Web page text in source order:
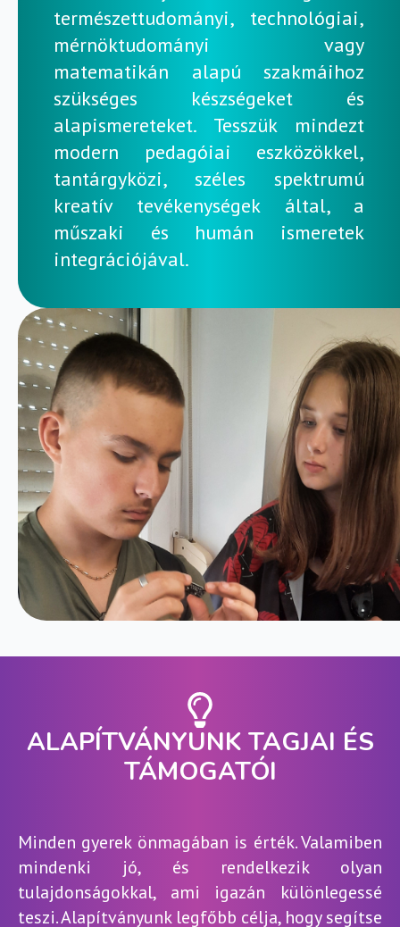
természettudományi, technológiai,
mérnöktudományi vagy
matematikán alapú szakmáihoz
szükséges készségeket és
alapismereteket. Tesszük mindezt
modern pedagóiai eszközökkel,
tantárgyközi, széles spektrumú
kreatív tevékenységek által, a
műszaki és humán ismeretek
integrációjával.
ALAPÍTVÁNYUNK TAGJAI ÉS
TÁMOGATÓI
Minden gyerek önmagában is érték. Valamiben
mindenki jó, és rendelkezik olyan
tulajdonságokkal, ami igazán különlegessé
teszi. Alapítványunk legfőbb célja, hogy segítse